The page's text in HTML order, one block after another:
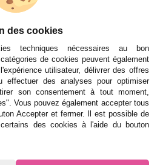
JEUX DE SOCIÉTÉ
des cookies
techniques nécessaires au bon
de cookies peuvent également
utilisateur, délivrer des offres
effectuer des analyses pour optimiser
son consentement à tout moment,
Vous pouvez également accepter tous
Accepter et fermer. Il est possible de
des cookies à l'aide du bouton